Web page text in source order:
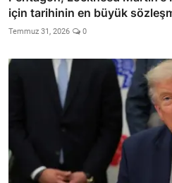
için tarihinin en büyük
Temmuz 31, 2026 0